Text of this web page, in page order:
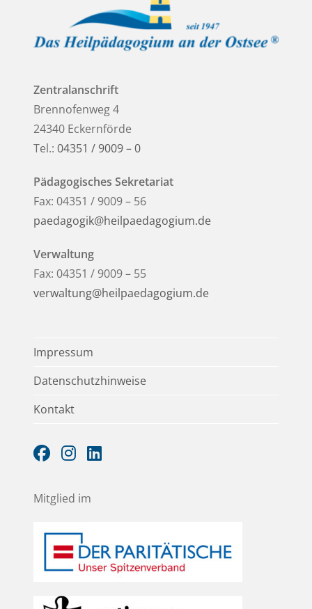
Zentralanschrift
Brennofenweg 4
24340 Eckernförde
Tel.:04351 / 9009 – 0
Pädagogisches Sekretariat
Fax: 04351 / 9009 – 56
paedagogik@heilpaedagogium.de
Verwaltung
Fax: 04351 / 9009 – 55
verwaltung@heilpaedagogium.de
Impressum
Datenschutzhinweise
Kontakt
Mitglied im